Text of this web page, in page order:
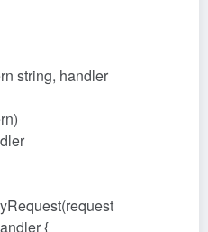
string, handler
{